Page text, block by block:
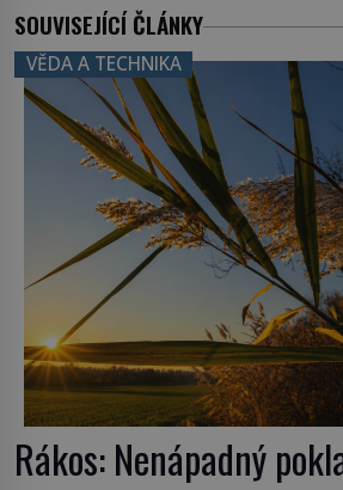
SOUVISEJÍCÍ ČLÁNKY
VĚDA A TECHNIKA
Rákos: Nenápadný